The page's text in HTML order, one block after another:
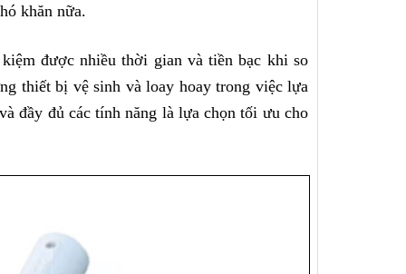
khăn nữa.
được nhiều thời gian và tiền bạc khi so
thiết bị vệ sinh và loay hoay trong việc lựa
đầy đủ các tính năng là lựa chọn tối ưu cho